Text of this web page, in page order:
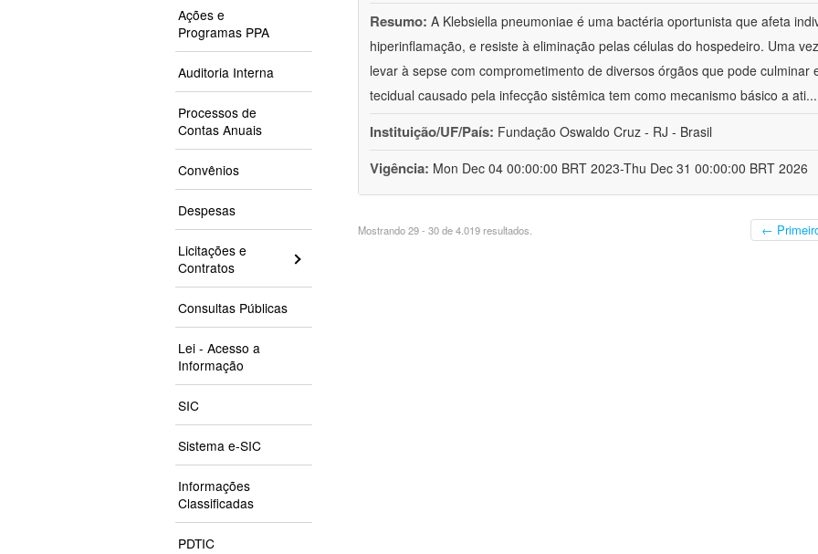
Ações e
Programas PPA
Auditoria Interna
Processos de
Contas Anuais
Convênios
Despesas
Licitações e
Contratos
Consultas Públicas
Lei - Acesso a
Informação
SIC
Sistema e-SIC
Informações
Classificadas
PDTIC
Resumo: A Klebsiella pneumoniae é uma bactéria oportunista que afeta
hiperinflamação, e resiste à eliminação pelas células do hospedeiro. Uma
levar à sepse com comprometimento de diversos órgãos que pode culminar
tecidual causado pela infecção sistêmica tem como mecanismo básico a ati...
Instituição/UF/País: Fundação Oswaldo Cruz - RJ - Brasil
Vigência: Mon Dec 04 00:00:00 BRT 2023-Thu Dec 31 00:00:00 BRT 2026
Mostrando 29 - 30 de 4.019 resultados. ←